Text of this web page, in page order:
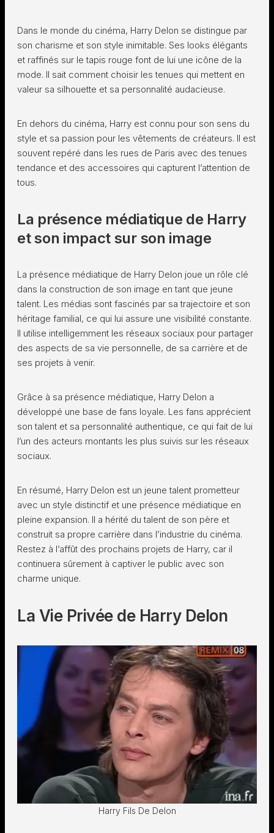
Dans le monde du cinéma, Harry Delon se distingue par
son charisme et son style inimitable. Ses looks élégants
et raffinés sur le tapis rouge font de lui une icône de la
mode. Il sait comment choisir les tenues qui mettent en
valeur sa silhouette et sa personnalité audacieuse.
En dehors du cinéma, Harry est connu pour son sens du
style et sa passion pour les vêtements de créateurs. Il est
souvent repéré dans les rues de Paris avec des tenues
tendance et des accessoires qui capturent l’attention de
tous.
La présence médiatique de Harry
et son impact sur son image
La présence médiatique de Harry Delon joue un rôle clé
dans la construction de son image en tant que jeune
talent. Les médias sont fascinés par sa trajectoire et son
héritage familial, ce qui lui assure une visibilité constante.
Il utilise intelligemment les réseaux sociaux pour partager
des aspects de sa vie personnelle, de sa carrière et de
ses projets à venir.
Grâce à sa présence médiatique, Harry Delon a
développé une base de fans loyale. Les fans apprécient
son talent et sa personnalité authentique, ce qui fait de lui
l’un des acteurs montants les plus suivis sur les réseaux
sociaux.
En résumé, Harry Delon est un jeune talent prometteur
avec un style distinctif et une présence médiatique en
pleine expansion. Il a hérité du talent de son père et
construit sa propre carrière dans l’industrie du cinéma.
Restez à l’affût des prochains projets de Harry, car il
continuera sûrement à captiver le public avec son
charme unique.
La Vie Privée de Harry Delon
Harry Fils De Delon